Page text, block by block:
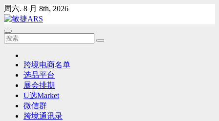
Skip
to
content
周六. 8 月 8th, 2026
跨境电商名单
选品平台
展会排期
U选Market
微信群
跨境通讯录